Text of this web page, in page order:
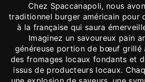
Chez Spaccanapoli, nous
traditionnel burger américain pour
à la française qui saura
Imaginez un savoureux pain
généreuse portion de bœuf grillé
des fromages locaux fondants et
issus de producteurs locaux.